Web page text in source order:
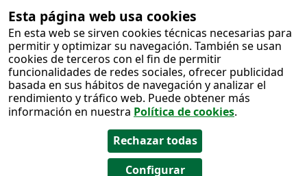
Esta página web usa cookies
En esta web se sirven cookies técnicas necesarias para
permitir y optimizar su navegación. También se usan
cookies de terceros con el fin de permitir
funcionalidades de redes sociales, ofrecer publicidad
basada en sus hábitos de navegación y analizar el
rendimiento y tráfico web. Puede obtener más
información en nuestra Política de cookies.
Salto al
contenido